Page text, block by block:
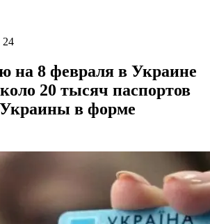
24
на 8 февраля в Украине
20 тысяч паспортов
в форме